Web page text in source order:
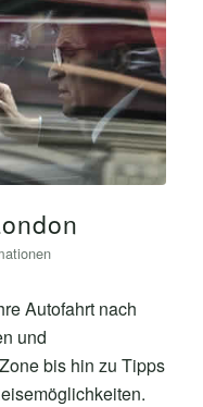
Autofahrt nach
und
bis hin zu Tipps